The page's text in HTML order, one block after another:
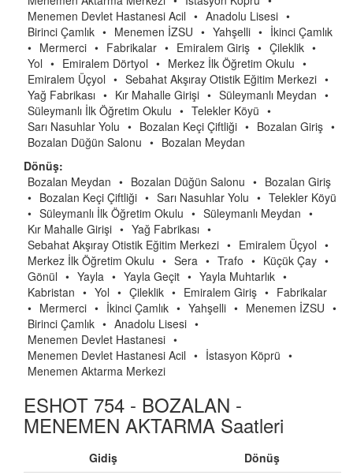
Menemen Devlet Hastanesi Acil • Anadolu Lisesi •
Birinci Çamlık • Menemen İZSU • Yahşelli • İkinci Çamlık
• Mermerci • Fabrikalar • Emiralem Giriş • Çileklik •
Yol • Emiralem Dörtyol • Merkez İlk Öğretim Okulu •
Emiralem Üçyol • Sebahat Akşıray Otistik Eğitim Merkezi •
Yağ Fabrikası • Kır Mahalle Girişi • Süleymanlı Meydan •
Süleymanlı İlk Öğretim Okulu • Telekler Köyü •
Sarı Nasuhlar Yolu • Bozalan Keçi Çiftliği • Bozalan Giriş •
Bozalan Düğün Salonu • Bozalan Meydan
Dönüş:
Bozalan Meydan • Bozalan Düğün Salonu • Bozalan Giriş
• Bozalan Keçi Çiftliği • Sarı Nasuhlar Yolu • Telekler Köyü
• Süleymanlı İlk Öğretim Okulu • Süleymanlı Meydan •
Kır Mahalle Girişi • Yağ Fabrikası •
Sebahat Akşıray Otistik Eğitim Merkezi • Emiralem Üçyol •
Merkez İlk Öğretim Okulu • Sera • Trafo • Küçük Çay •
Gönül • Yayla • Yayla Geçit • Yayla Muhtarlık •
Kabristan • Yol • Çileklik • Emiralem Giriş • Fabrikalar
• Mermerci • İkinci Çamlık • Yahşelli • Menemen İZSU •
Birinci Çamlık • Anadolu Lisesi •
Menemen Devlet Hastanesi •
Menemen Devlet Hastanesi Acil • İstasyon Köprü •
Menemen Aktarma Merkezi
ESHOT 754 - BOZALAN -
MENEMEN AKTARMA Saatleri
Gidiş
Dönüş